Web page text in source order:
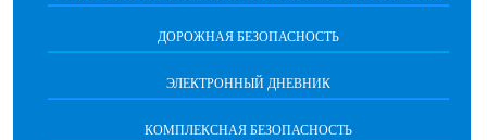
ДОРОЖНАЯ БЕЗОПАСНОСТЬ
ЭЛЕКТРОННЫЙ ДНЕВНИК
КОМПЛЕКСНАЯ БЕЗОПАСНОСТЬ